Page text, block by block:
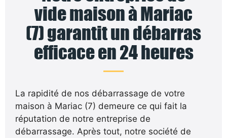
vide maison à Mariac
(7) garantit un débarras
efficace en 24 heures
La rapidité de nos débarrassage de votre
maison à Mariac (7) demeure ce qui fait la
réputation de notre entreprise de
débarrassage. Après tout, notre société de